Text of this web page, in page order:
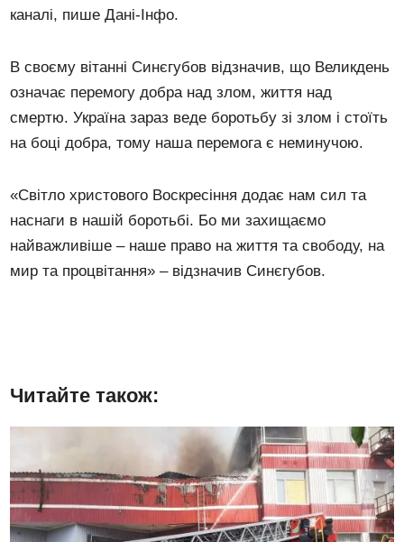
каналі, пише Дані-Інфо.
В своєму вітанні Синєгубов відзначив, що Великдень
означає перемогу добра над злом, життя над
смертю. Україна зараз веде боротьбу зі злом і стоїть
на боці добра, тому наша перемога є неминучою.
«Світло христового Воскресіння додає нам сил та
наснаги в нашій боротьбі. Бо ми захищаємо
найважливіше – наше право на життя та свободу, на
мир та процвітання» – відзначив Синєгубов.
Читайте також: